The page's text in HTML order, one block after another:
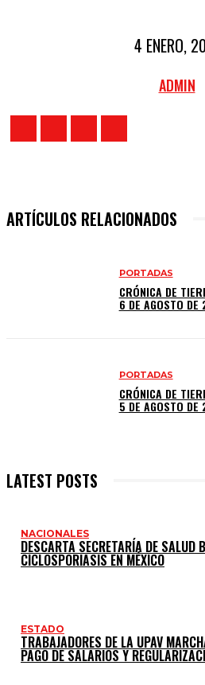
4 ENERO,
ADMIN
ARTÍCULOS RELACIONADOS
PORTADAS
CRÓNICA DE
6 DE AGOSTO
PORTADAS
CRÓNICA DE
5 DE AGOSTO
LATEST POSTS
NACIONALES
DESCARTA SECRETARÍA DE SALUD
CICLOSPORIASIS EN MÉXICO
ESTADO
TRABAJADORES DE LA UPAV
PAGO DE SALARIOS Y